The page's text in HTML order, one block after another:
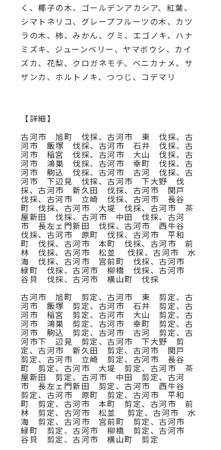
く、椰子の木、 ゴールデンアカシア、紅葉、
シマトネリコ、 グレープフルーツの木、カツ
ラの木、柿、みかん、グミ、 エゴノキ、ハナ
ミズキ、ジューンベリー、ヤマボウシ、カイ
ズカ、 花梨、クロガネモチ、ベニカナメ、サ
ザンカ、ホルトノキ、 つつじ、コデマリ
【詳細】
古河市 旭町 伐採、古河市 東 伐採、古
河市 飯塚 伐採、古河市 石井 伐採、古
河市 稲宮 伐採、古河市 大山 伐採、古
河市 鴻巣 伐採、古河市 幸町 伐採、古
河市 駒込 伐採、古河市 古河 伐採、古
河市 下辺見 伐採、古河市 下大野 伐
採、古河市 新久田 伐採、古河市 関戸
伐採、古河市 立崎 伐採、古河市 長谷
町 伐採、古河市 大堤 伐採、古河市 茶
屋新田 伐採、古河市 中田 伐採、古河
市 長左ェ門新田 伐採、古河市 西牛谷
伐採、古河市 原町 伐採、古河市 平和
町 伐採、古河市 本町 伐採、古河市 前
林 伐採、古河市 松並 伐採、古河市 水
海 伐採、古河市 宮前町 伐採、古河市
緑町 伐採、古河市 柳橋 伐採、古河市
谷貝 伐採、古河市 横山町 伐採
古河市 旭町 剪定、古河市 東 剪定、古
河市 飯塚 剪定、古河市 石井 剪定、古
河市 稲宮 剪定、古河市 大山 剪定、古
河市 鴻巣 剪定、古河市 幸町 剪定、古
河市 駒込 剪定、古河市 古河 剪定、古
河市下 辺見 剪定、古河市 下大野 剪
定、古河市 新久田 剪定、古河市 関戸
剪定、古河市 立崎 剪定、古河市 長谷
町 剪定、古河市 大堤 剪定、古河市 茶
屋新田 剪定、古河市 中田 剪定、古河
市 長左ェ門新田 剪定、古河市 西牛谷
剪定、古河市 原町 剪定、古河市 平和
町 剪定、古河市 本町 剪定、古河市 前
林 剪定、古河市 松並 剪定、古河市 水
海 剪定、古河市 宮前町 剪定、古河市
緑町 剪定、古河市 柳橋 剪定、古河市
谷貝 剪定、古河市 横山町 剪定